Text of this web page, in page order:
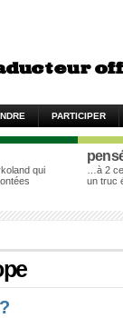
PARTICIPER
qui
…à 2
un truc